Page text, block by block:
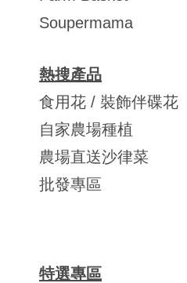
Soupermama
熱搜產品
食用花 / 裝飾伴碟花
自家農場種植
農場直送沙律菜
批發專區
特選專區